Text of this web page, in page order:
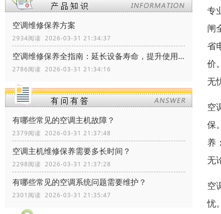
空调维修保养方案
2934阅读 2026-03-31 21:34:37
空调维修保养全指南：延长设备寿命，提升使用体验
2786阅读 2026-03-31 21:34:16
有哪些常见的空调主机故障？
2379阅读 2026-03-31 21:37:48
空调主机维修保养需要多长时间？
2298阅读 2026-03-31 21:37:28
有哪些常见的空调系统问题需要维护？
2301阅读 2026-03-31 21:35:47
专
闸
省
价
无
空
保
养
无
空
忧